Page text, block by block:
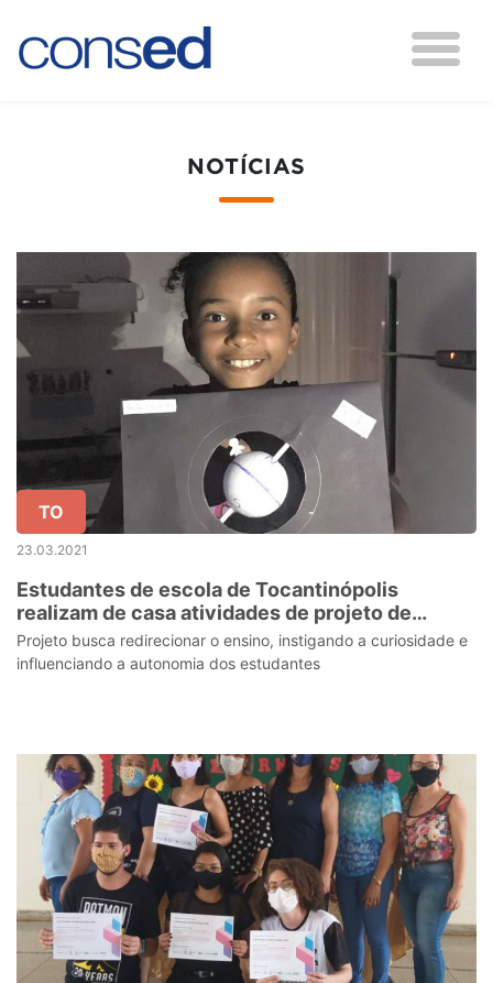
NOTÍCIAS
TO
23.03.2021
Estudantes de escola de Tocantinópolis
realizam de casa atividades de projeto de
Ciências
Projeto busca redirecionar o ensino, instigando a curiosidade e
influenciando a autonomia dos estudantes